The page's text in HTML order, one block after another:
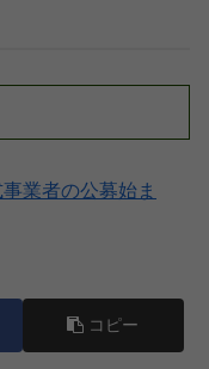
業者の公募始ま
コピー